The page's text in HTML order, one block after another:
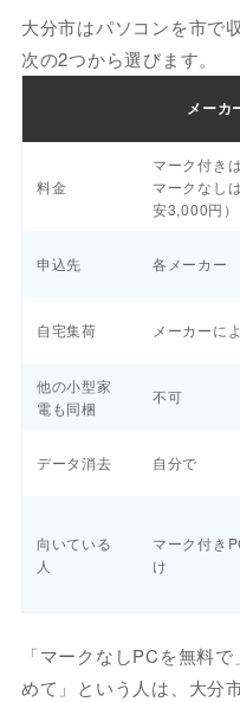
大分市はパソコンを市で
次の2つから選びます。
メーカ
料金
マーク付き
マークなし
安3,000円）
申込先 各メーカー
自宅集荷 メーカーに
他の小型家
電も同梱
不可
データ消去 自分で
向いている
人
マーク付き
け
「マークなしPCを無料
めて」という人は、大分